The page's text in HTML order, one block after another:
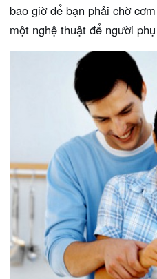
bao giờ để bạn phải chờ
một nghệ thuật để người